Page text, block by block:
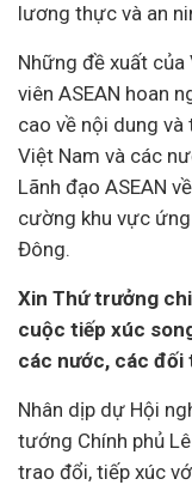
lương thực và an
Những đề xuất
viên ASEAN hoan
cao về nội dung
Việt Nam và các
Lãnh đạo ASEAN
cường khu vực
Đông.
Xin Thứ trưởng
cuộc tiếp xúc
các nước, các đối
Nhân dịp dự Hội
tướng Chính phủ
trao đổi, tiếp xúc